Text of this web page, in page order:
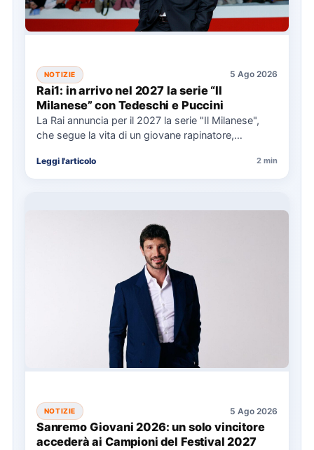
NOTIZIE 5 Ago 2026
Rai1: in arrivo nel 2027 la serie “Il
Milanese” con Tedeschi e Puccini
La Rai annuncia per il 2027 la serie "Il Milanese",
che segue la vita di un giovane rapinatore,…
Leggi l'articolo 2 min
NOTIZIE 5 Ago 2026
Sanremo Giovani 2026: un solo vincitore
accederà ai Campioni del Festival 2027